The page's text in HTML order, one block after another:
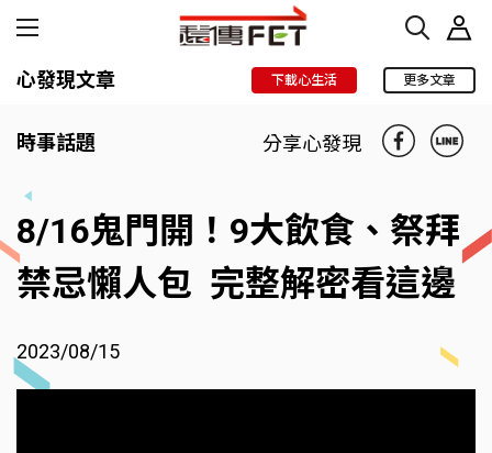
心發現文章 下載心生活 更多文章
時事話題 分享心發現
8/16鬼門開！9大飲食、祭拜
禁忌懶人包 完整解密看這邊
2023/08/15